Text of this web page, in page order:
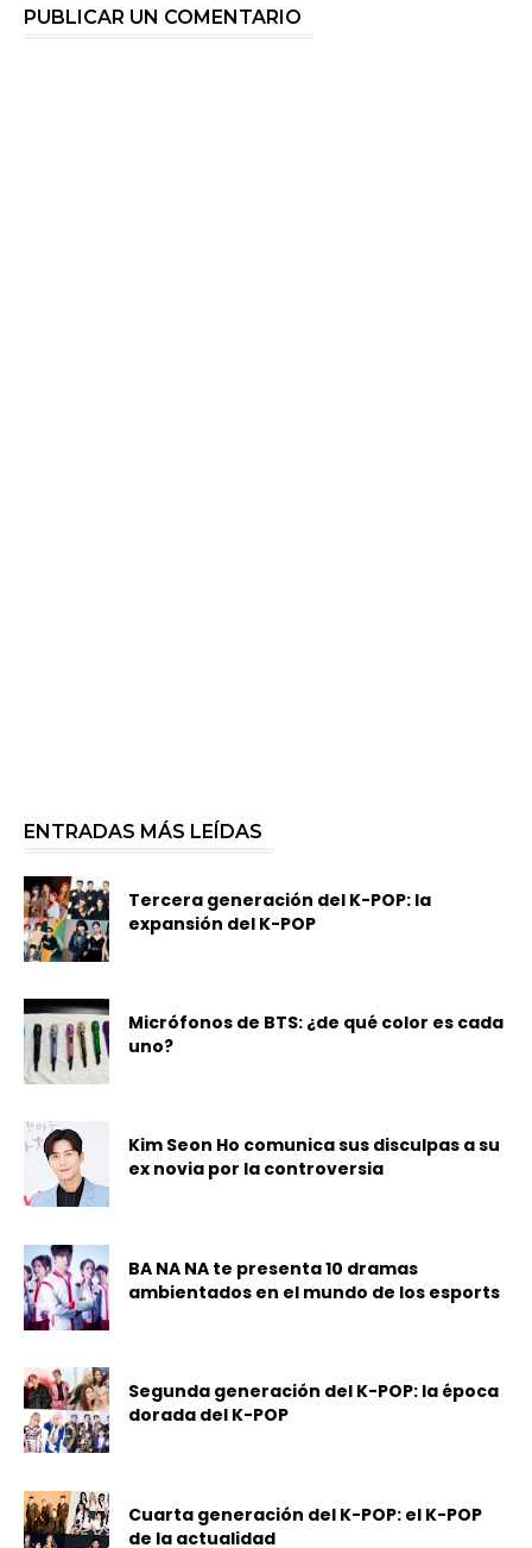
PUBLICAR UN COMENTARIO
ENTRADAS MÁS LEÍDAS
Tercera generación del K-POP: la
expansión del K-POP
Micrófonos de BTS: ¿de qué color es cada
uno?
Kim Seon Ho comunica sus disculpas a su
ex novia por la controversia
BA NA NA te presenta 10 dramas
ambientados en el mundo de los esports
Segunda generación del K-POP: la época
dorada del K-POP
Cuarta generación del K-POP: el K-POP
de la actualidad